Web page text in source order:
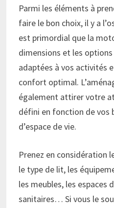
Parmi les éléments à
faire le bon choix, il y a
est primordial que la
dimensions et les
adaptées à vos activités
confort optimal.
également attirer votre
défini en fonction de vos
d’espace de vie.
Prenez en considération
le type de lit, les
les meubles, les espaces
sanitaires… Si vous le